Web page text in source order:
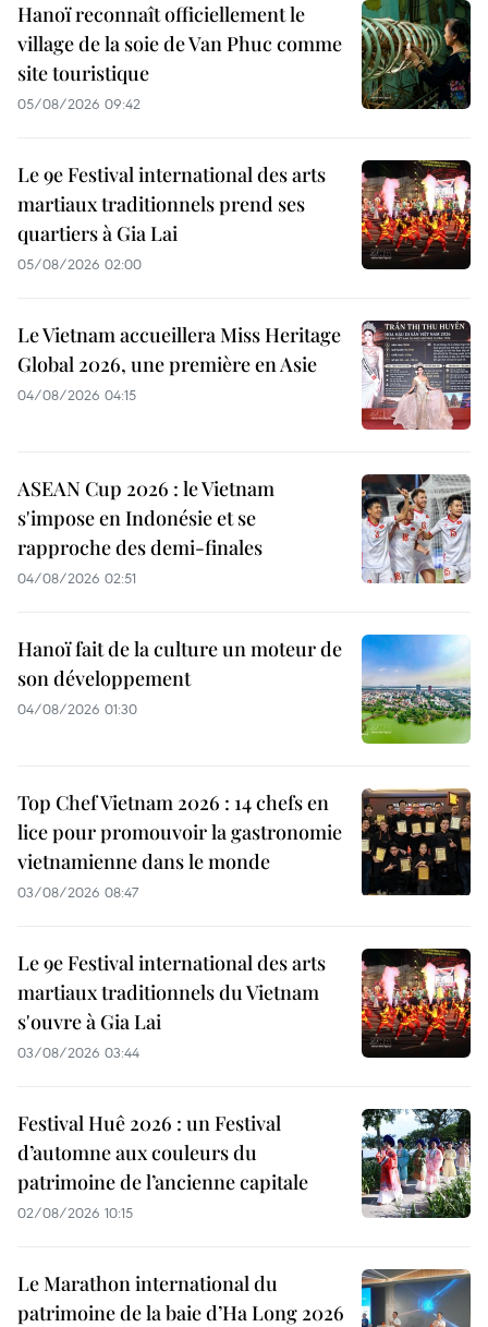
Hanoï reconnaît officiellement le
village de la soie de Van Phuc comme
site touristique
05/08/2026 09:42
Le 9e Festival international des arts
martiaux traditionnels prend ses
quartiers à Gia Lai
05/08/2026 02:00
Le Vietnam accueillera Miss Heritage
Global 2026, une première en Asie
04/08/2026 04:15
ASEAN Cup 2026 : le Vietnam
s'impose en Indonésie et se
rapproche des demi-finales
04/08/2026 02:51
Hanoï fait de la culture un moteur de
son développement
04/08/2026 01:30
Top Chef Vietnam 2026 : 14 chefs en
lice pour promouvoir la gastronomie
vietnamienne dans le monde
03/08/2026 08:47
Le 9e Festival international des arts
martiaux traditionnels du Vietnam
s'ouvre à Gia Lai
03/08/2026 03:44
Festival Huê 2026 : un Festival
d’automne aux couleurs du
patrimoine de l’ancienne capitale
02/08/2026 10:15
Le Marathon international du
patrimoine de la baie d’Ha Long 2026